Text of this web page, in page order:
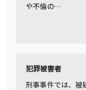
や不倫の…
犯罪被害者
刑事事件では、被